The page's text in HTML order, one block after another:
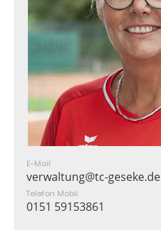
E-Mail
verwaltung@tc-geseke.de
Telefon Mobil
0151 59153861